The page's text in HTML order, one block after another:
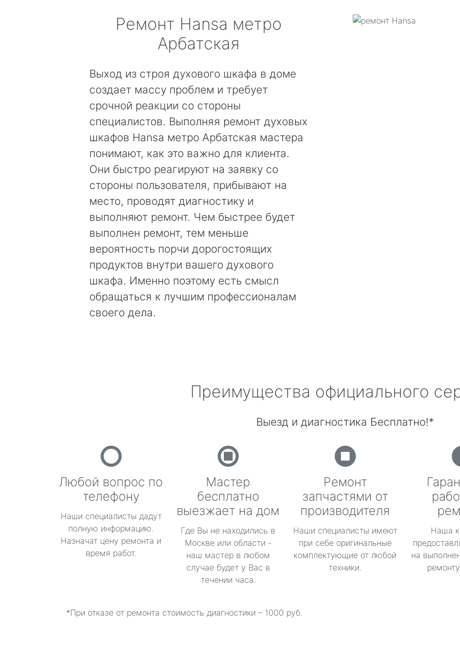
Ремонт Hansa метро
Арбатская
Выход из строя духового шкафа в доме
создает массу проблем и требует
срочной реакции со стороны
специалистов. Выполняя ремонт духовых
шкафов Hansa метро Арбатская мастера
понимают, как это важно для клиента.
Они быстро реагируют на заявку со
стороны пользователя, прибывают на
место, проводят диагностику и
выполняют ремонт. Чем быстрее будет
выполнен ремонт, тем меньше
вероятность порчи дорогостоящих
продуктов внутри вашего духового
шкафа. Именно поэтому есть смысл
обращаться к лучшим профессионалам
своего дела.
Преимущества официального
Выезд и диагностика Бесплатно!*
Любой вопрос по
телефону
Наши специалисты дадут
полную информацию.
Назначат цену ремонта и
время работ.
Мастер
бесплатно
выезжает на дом
Где Вы не находились в
Москве или области -
наш мастер в любом
случае будет у Вас в
течении часа.
Ремонт
запчастями от
производителя
Наши специалисты имеют
при себе оригинальные
комплектующие от любой
техники.
Наша
на
*При отказе от ремонта стоимость диагностики – 1000 руб.